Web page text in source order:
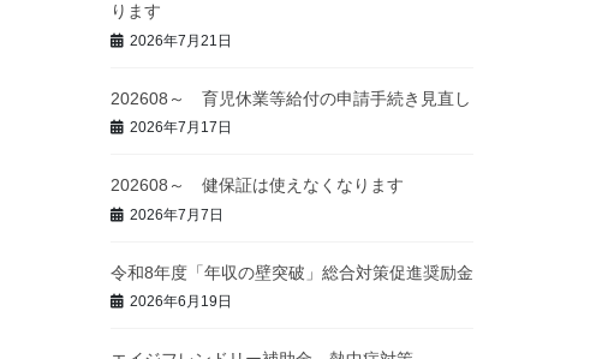
ります
2026年7月21日
202608～ 育児休業等給付の申請手続き見直し
2026年7月17日
202608～ 健保証は使えなくなります
2026年7月7日
令和8年度「年収の壁突破」総合対策促進奨励金
2026年6月19日